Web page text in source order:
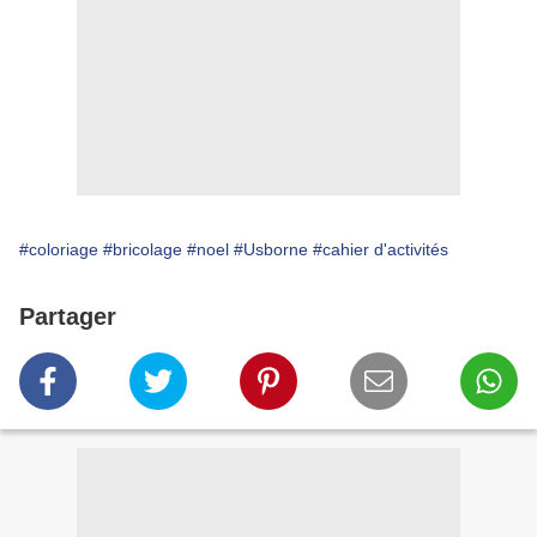
#coloriage #bricolage #noel #Usborne #cahier d'activités
Partager